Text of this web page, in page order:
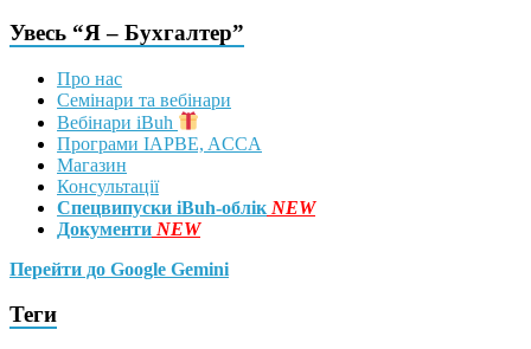
Увесь “Я – Бухгалтер”
Про нас
Семінари та вебінари
Вебінари iBuh
Програми IAPBE, ACCA
Магазин
Консультації
Спецвипуски iBuh-облік NEW
Документи NEW
Перейти до Google Gemini
Теги